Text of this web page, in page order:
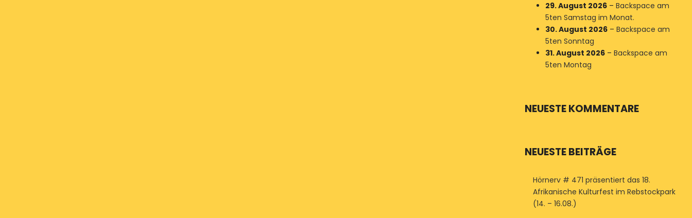
29. August 2026– Backspace am
5ten Samstag im Monat.
30. August 2026– Backspace am
5ten Sonntag
31. August 2026– Backspace am
5ten Montag
NEUESTE KOMMENTARE
NEUESTE BEITRÄGE
Hörnerv # 471 präsentiert das 18.
Afrikanische Kulturfest im Rebstockpark
(14. – 16.08.)